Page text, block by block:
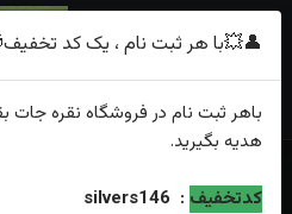
خانه فهرست محصولات
👤💥با هر ثبت نام ، یک کد
باهر ثبت نام در فروشگاه نقره جات
هدیه بگیرید.
کدتخفیف :
silvers146